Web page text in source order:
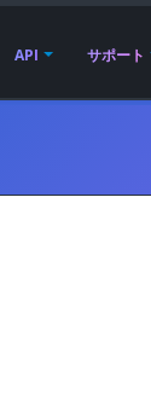
API サポート